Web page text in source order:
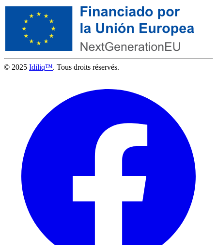
© 2025 Idiliq™. Tous droits réservés.